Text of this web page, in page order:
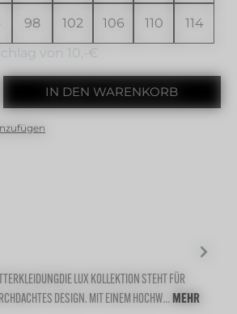
98 102 106 110
114
von 10,-€
Gib den
IN DEN WARENKORB
LUX KOLLEKTION STEHT FÜR
DESIGN. MIT EINEM HOCHW…MEHR